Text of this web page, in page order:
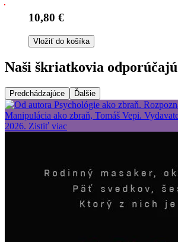
10,80 €
Vložiť do košíka
Naši škriatkovia odporúčajú
Predchádzajúce Ďalšie